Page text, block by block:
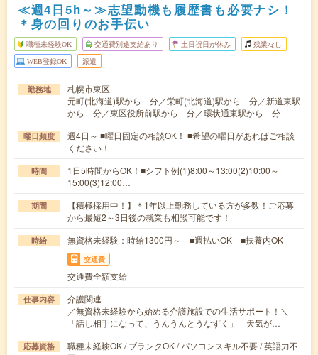
≪週4日5h～≫志望動機も履歴書も必要ナシ！
＊身の回りのお手伝い
職種未経験OK 交通費別途支給あり 土日祝日が休み 残業なし
WEB登録OK 派遣
勤務地
札幌市東区
元町(北海道)駅から---分／栄町(北海道)駅から---分／新道東駅
から---分／東区役所前駅から---分／環状通東駅から---分
曜日頻度
週4日～ ■曜日固定の相談OK！ ■希望の曜日があればご相談
ください！
時間
1日5時間からOK！■シフト例(1)8:00～13:00(2)10:00～
15:00(3)12:00…
期間
【積極採用中！】＊1年以上勤務している方が多数！ご応募
から最短2～3日後の就業も相談可能です！
時給 無資格未経験：時給1300円～ ■週払いOK ■扶養内OK
交通費
交通費全額支給
仕事内容
介護関連
／無資格未経験から始める介護施設での生活サポート！＼
「話し相手になって、うんうんとうなずく」「天気が…
応募資格
職種未経験OK / ブランクOK / パソコンスキル不要 / 英語力不